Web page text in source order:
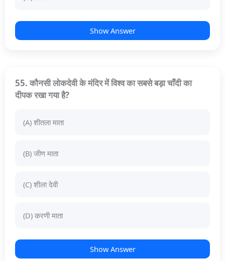
Show Answer
55. कौनसी लोकदेवी के मंदिर में विश्व का सबसे बड़ा चाँदी का
दीपक रखा गया है?
(A) शीतला माता
(B) जीण माता
(C) शीला देवी
(D) करणी माता
Show Answer